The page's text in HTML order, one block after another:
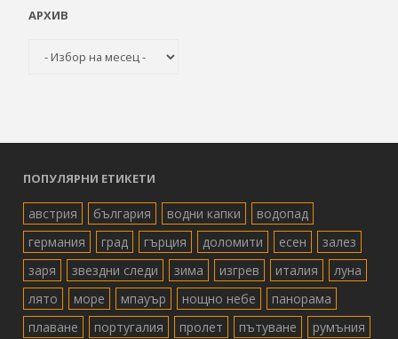
АРХИВ
ПОПУЛЯРНИ ЕТИКЕТИ
австрия българия водни капки
водопад
германия
град гърция доломити есен
залез
заря
звездни следи зима изгрев италия
луна
лято
море мпауър нощно небе
панорама
плаване
португалия пролет пътуване
румъния